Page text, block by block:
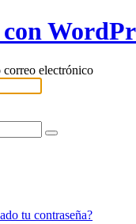
electrónico
tu contraseña?